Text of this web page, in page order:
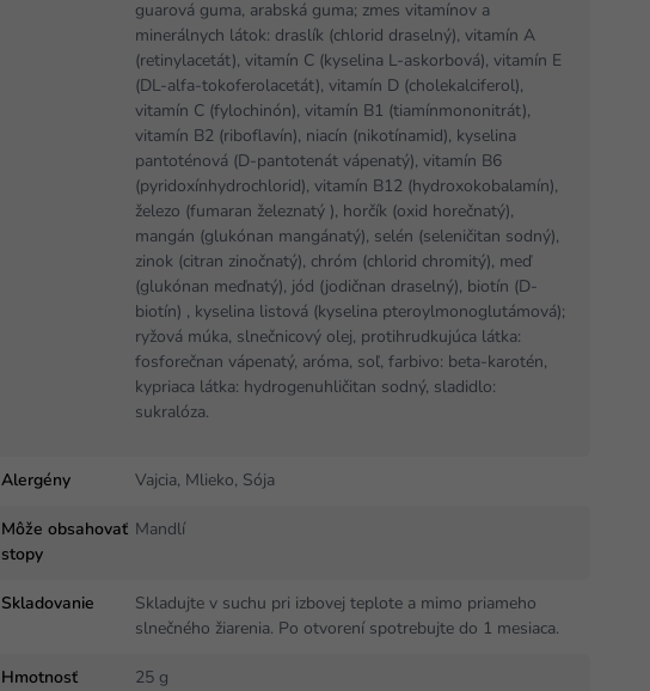
guarová guma, arabská guma; zmes vitamínov a
minerálnych látok: draslík (chlorid draselný), vitamín A
(retinylacetát), vitamín C (kyselina L-askorbová), vitamín E
(DL-alfa-tokoferolacetát), vitamín D (cholekalciferol),
vitamín C (fylochinón), vitamín B1 (tiamínmononitrát),
vitamín B2 (riboflavín), niacín (nikotínamid), kyselina
pantoténová (D-pantotenát vápenatý), vitamín B6
(pyridoxínhydrochlorid), vitamín B12 (hydroxokobalamín),
železo (fumaran železnatý ), horčík (oxid horečnatý),
mangán (glukónan mangánatý), selén (seleničitan sodný),
zinok (citran zinočnatý), chróm (chlorid chromitý), meď
(glukónan meďnatý), jód (jodičnan draselný), biotín (D-
biotín) , kyselina listová (kyselina pteroylmonoglutámová);
ryžová múka, slnečnicový olej, protihrudkujúca látka:
fosforečnan vápenatý, aróma, soľ, farbivo: beta-karotén,
kypriaca látka: hydrogenuhličitan sodný, sladidlo:
sukralóza.
Alergény Vajcia, Mlieko, Sója
Môže obsahovať
stopy
Mandlí
Skladovanie
Skladujte v suchu pri izbovej teplote a mimo priameho
slnečného žiarenia. Po otvorení spotrebujte do 1 mesiaca.
Hmotnosť 25 g